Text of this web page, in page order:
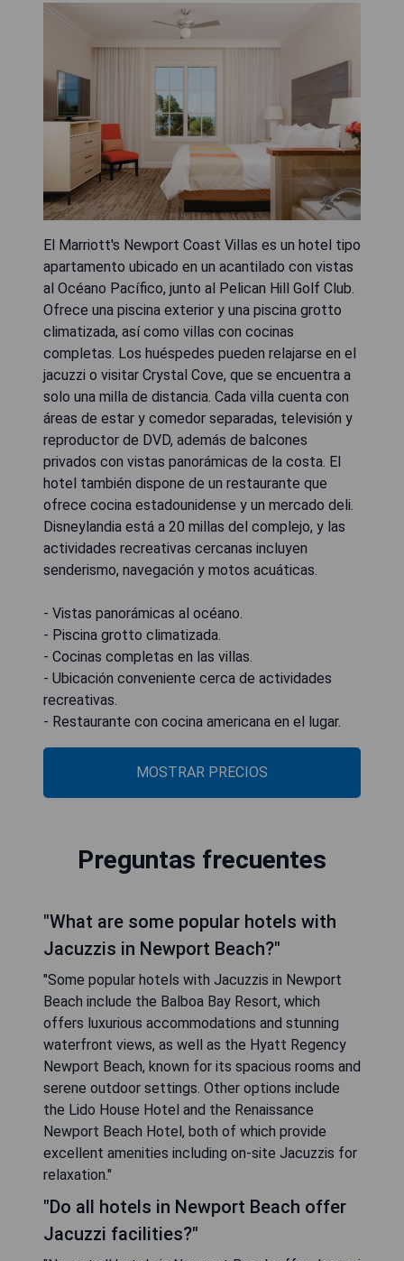
El Marriott's Newport Coast Villas es un hotel tipo
apartamento ubicado en un acantilado con vistas
al Océano Pacífico, junto al Pelican Hill Golf Club.
Ofrece una piscina exterior y una piscina grotto
climatizada, así como villas con cocinas
completas. Los huéspedes pueden relajarse en el
jacuzzi o visitar Crystal Cove, que se encuentra a
solo una milla de distancia. Cada villa cuenta con
áreas de estar y comedor separadas, televisión y
reproductor de DVD, además de balcones
privados con vistas panorámicas de la costa. El
hotel también dispone de un restaurante que
ofrece cocina estadounidense y un mercado deli.
Disneylandia está a 20 millas del complejo, y las
actividades recreativas cercanas incluyen
senderismo, navegación y motos acuáticas.
- Vistas panorámicas al océano.
- Piscina grotto climatizada.
- Cocinas completas en las villas.
- Ubicación conveniente cerca de actividades
recreativas.
- Restaurante con cocina americana en el lugar.
MOSTRAR PRECIOS
Preguntas frecuentes
"What are some popular hotels with
Jacuzzis in Newport Beach?"
"Some popular hotels with Jacuzzis in Newport
Beach include the Balboa Bay Resort, which
offers luxurious accommodations and stunning
waterfront views, as well as the Hyatt Regency
Newport Beach, known for its spacious rooms and
serene outdoor settings. Other options include
the Lido House Hotel and the Renaissance
Newport Beach Hotel, both of which provide
excellent amenities including on-site Jacuzzis for
relaxation."
"Do all hotels in Newport Beach offer
Jacuzzi facilities?"